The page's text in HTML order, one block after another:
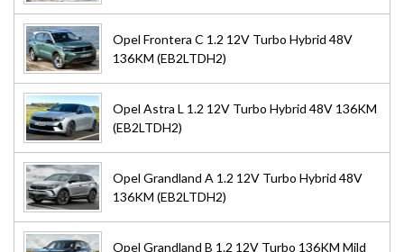
Opel Frontera C 1.2 12V Turbo Hybrid 48V
136KM (EB2LTDH2)
Opel Astra L 1.2 12V Turbo Hybrid 48V 136KM
(EB2LTDH2)
Opel Grandland A 1.2 12V Turbo Hybrid 48V
136KM (EB2LTDH2)
Opel Grandland B 1.2 12V Turbo 136KM Mild